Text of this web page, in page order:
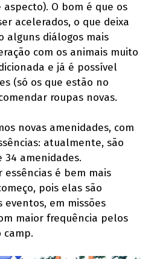
O bom é que os
acelerados, o que deixa
alguns diálogos mais
com os animais muito
e já é possível
(só os que estão no
roupas novas.
novas amenidades, com
atualmente, são
34 amenidades.
essências é bem mais
pois elas são
em missões
maior frequência pelos
camp.